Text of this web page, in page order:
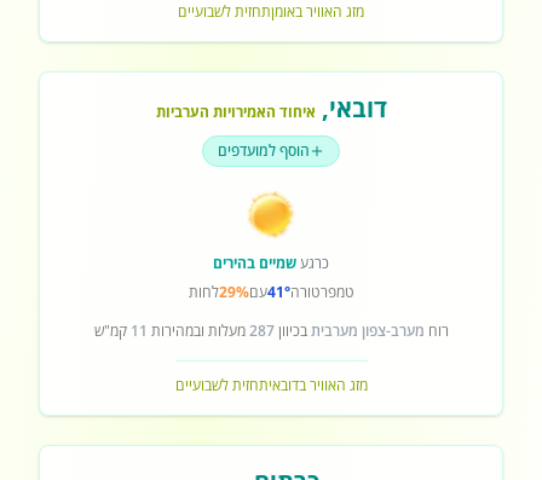
מזג האוויר באומןתחזית לשבועיים
דובאי, איחוד האמירויות הערביות
הוסף למועדפים
כרגעשמיים בהירים
טמפרטורה41°עם29%לחות
רוח מערב-צפון מערביתבכיוון287מעלות ובמהירות 11 קמ"ש
מזג האוויר בדובאיתחזית לשבועיים